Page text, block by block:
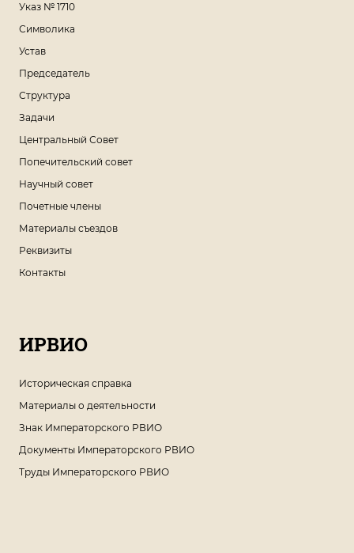
Указ № 1710
Символика
Устав
Председатель
Структура
Задачи
Центральный Совет
Попечительский совет
Научный совет
Почетные члены
Материалы съездов
Реквизиты
Контакты
ИРВИО
Историческая справка
Материалы о деятельности
Знак Императорского РВИО
Документы Императорского РВИО
Труды Императорского РВИО